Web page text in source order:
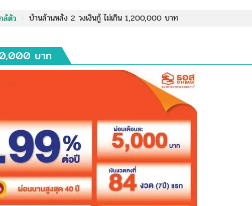
ล้ตัว บ้านล้านหลัง 2 วงเงินกู้ ไม่เกิน 1,200,000 บาท
บาท